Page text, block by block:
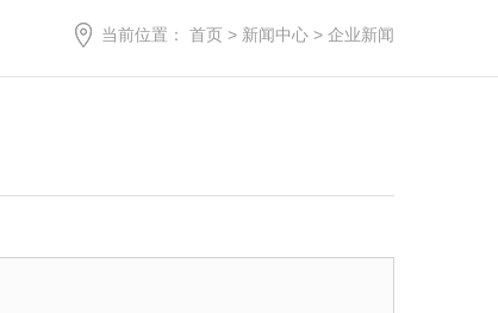
当前位置： 首页 > 新闻中心 > 企业新闻